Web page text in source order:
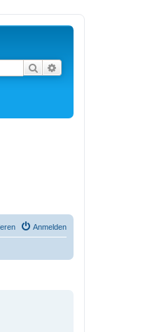
Suche
Anmelden